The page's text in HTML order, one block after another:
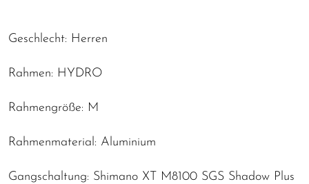
Geschlecht: Herren
Rahmen: HYDRO
Rahmengröße: M
Rahmenmaterial: Aluminium
Gangschaltung: Shimano XT M8100 SGS Shadow Plus